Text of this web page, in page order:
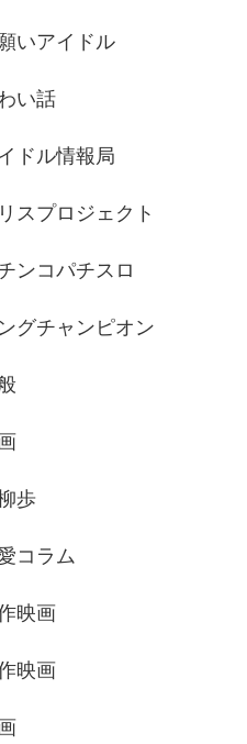
いアイドル
い話
ドル情報局
スプロジェクト
ンコパチスロ
グチャンピオン
歩
コラム
映画
映画